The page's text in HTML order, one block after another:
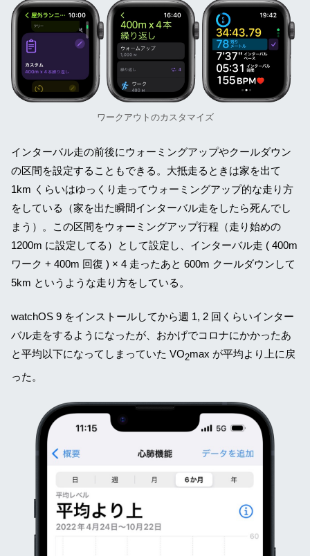
ワークアウトのカスタマイズ
インターバル走の前後にウォーミングアップやクールダウン
の区間を設定することもできる。大抵走るときは家を出て
1km くらいはゆっくり走ってウォーミングアップ的な走り方
をしている（家を出た瞬間インターバル走をしたら死んでし
まう）。この区間をウォーミングアップ行程（走り始めの
1200m に設定してる）として設定し、インターバル走 ( 400m
ワーク + 400m 回復 ) × 4 走ったあと 600m クールダウンして
5km というような走り方をしている。
watchOS 9 をインストールしてから週 1, 2 回くらいインター
バル走をするようになったが、おかげでコロナにかかったあ
と平均以下になってしまっていた VO2max が平均より上に戻
った。